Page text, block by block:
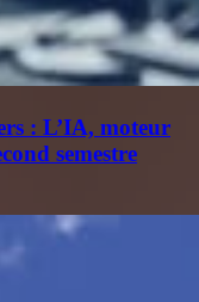
: L’IA, moteur
semestre